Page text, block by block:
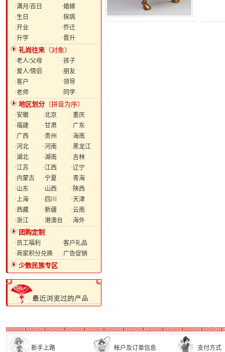
·满月/百日
·婚嫁
·生日
·探病
·开业
·乔迁
·升学
·晋升
礼尚往来 （对象）
·老人/父母
·孩子
·爱人/情侣
·朋友
·客户
·领导
·老师
·同学
地区划分 （拼音为序）
·安徽 ·北京
·重庆
·福建
·甘肃
·广东
·广西
·贵州
·海南
·河北
·河南
·黑龙江
·湖北
·湖南
·吉林
·江苏
·江西
·辽宁
·内蒙古
·宁夏
·青海
·山东
·山西
·陕西
·上海
·四川
·天津
·西藏
·新疆
·云南
·浙江
·港澳台 ·海外
团购定制
·员工福利
·客户礼品
·商家积分兑换
·广告促销
少数民族专区
新手上路 帐户及订单信息
支付方式